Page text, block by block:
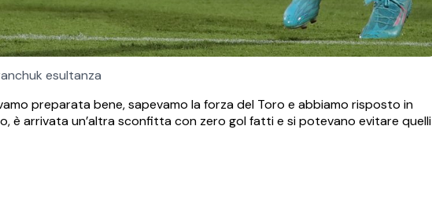
esultanza
preparata bene, sapevamo la forza del Toro e abbiamo risposto in
è arrivata un’altra sconfitta con zero gol fatti e si potevano evitare quelli